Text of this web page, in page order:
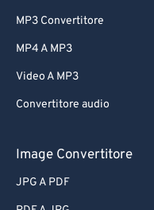
MP3 Convertitore
MP4 A MP3
Video A MP3
Convertitore audio
Image Convertitore
JPG A PDF